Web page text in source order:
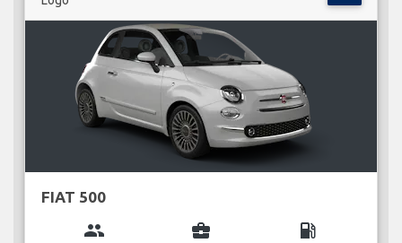
FIAT 500
group business_center local_gas_station